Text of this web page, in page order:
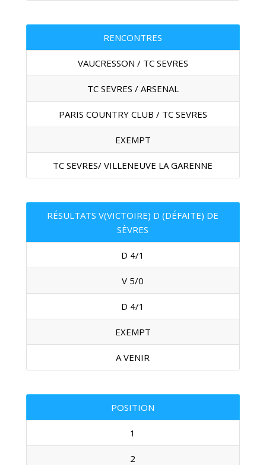
RENCONTRES
VAUCRESSON / TC SEVRES
TC SEVRES / ARSENAL
PARIS COUNTRY CLUB / TC SEVRES
EXEMPT
TC SEVRES/ VILLENEUVE LA GARENNE
RÉSULTATS V(VICTOIRE) D (DÉFAITE) DE
SÈVRES
D 4/1
V 5/0
D 4/1
EXEMPT
A VENIR
POSITION
1
2